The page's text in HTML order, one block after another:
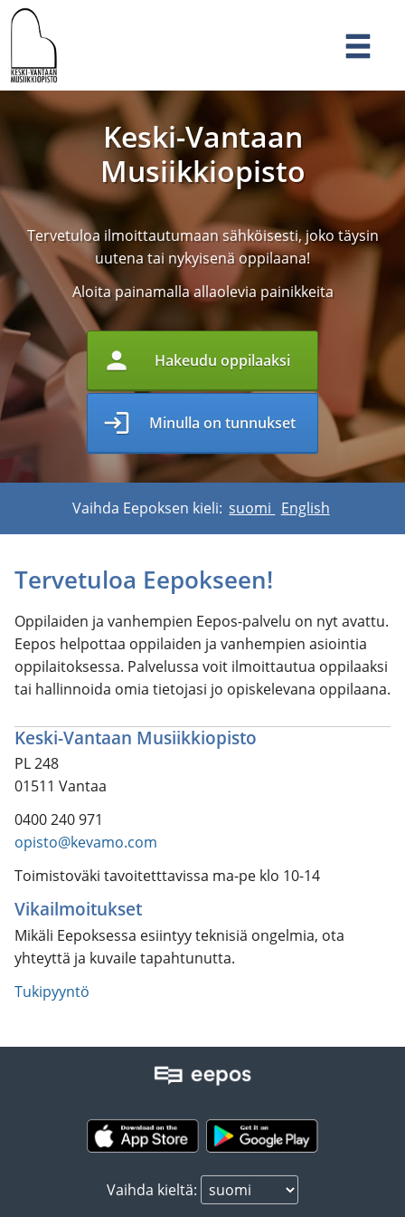
Keski-Vantaan
Musiikkiopisto
Tervetuloa ilmoittautumaan sähköisesti, joko täysin
uutena tai nykyisenä oppilaana!
Aloita painamalla allaolevia painikkeita
person Hakeudu oppilaaksi
login Minulla on tunnukset
Vaihda Eepoksen kieli: suomi English
Tervetuloa Eepokseen!
Oppilaiden ja vanhempien Eepos-palvelu on nyt avattu.
Eepos helpottaa oppilaiden ja vanhempien asiointia
oppilaitoksessa. Palvelussa voit ilmoittautua oppilaaksi
tai hallinnoida omia tietojasi jo opiskelevana oppilaana.
Keski-Vantaan Musiikkiopisto
PL 248
01511 Vantaa
0400 240 971
opisto@kevamo.com
Toimistoväki tavoitetttavissa ma-pe klo 10-14
Vikailmoitukset
Mikäli Eepoksessa esiintyy teknisiä ongelmia, ota
yhteyttä ja kuvaile tapahtunutta.
Tukipyyntö
Vaihda kieltä: